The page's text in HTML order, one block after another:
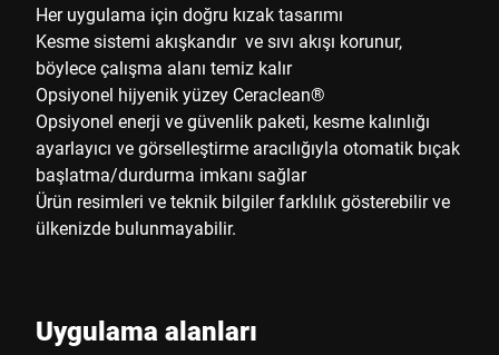
Her uygulama için doğru kızak tasarımı
Kesme sistemi akışkandır ve sıvı akışı korunur,
böylece çalışma alanı temiz kalır
Opsiyonel hijyenik yüzey Ceraclean®
Opsiyonel enerji ve güvenlik paketi, kesme kalınlığı
ayarlayıcı ve görselleştirme aracılığıyla otomatik bıçak
başlatma/durdurma imkanı sağlar
Ürün resimleri ve teknik bilgiler farklılık gösterebilir ve
ülkenizde bulunmayabilir.
Uygulama alanları